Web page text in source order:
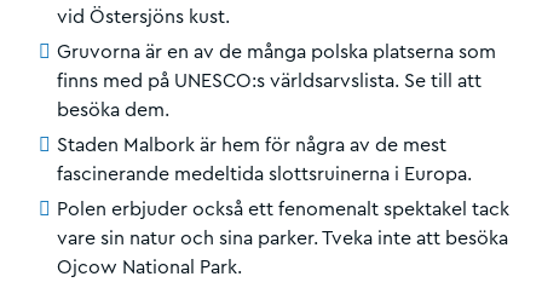
vid Östersjöns kust.
Gruvorna är en av de många polska platserna som
finns med på UNESCO:s världsarvslista. Se till att
besöka dem.
Staden Malbork är hem för några av de mest
fascinerande medeltida slottsruinerna i Europa.
Polen erbjuder också ett fenomenalt spektakel tack
vare sin natur och sina parker. Tveka inte att besöka
Ojcow National Park.